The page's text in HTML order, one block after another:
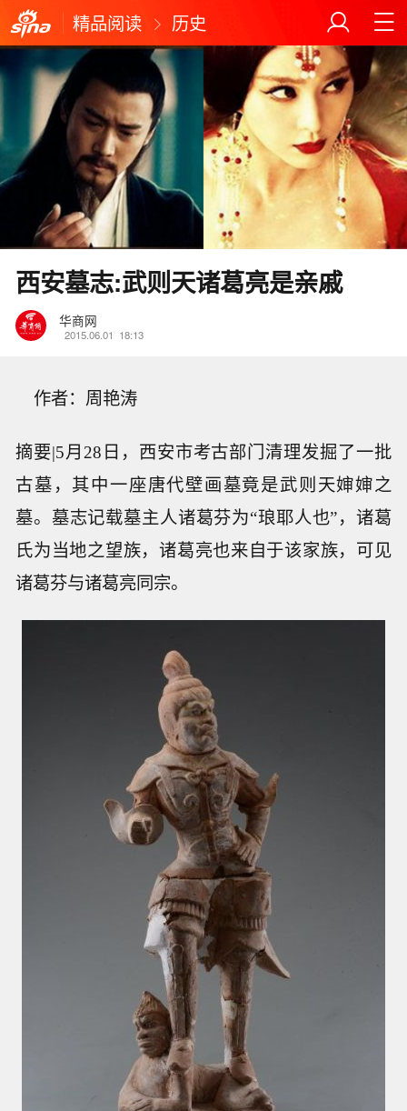
精品阅读 历史
西安墓志:武则天诸葛亮是亲戚
华商网
2015.06.01 18:13
作者：周艳涛
摘要|5月28日，西安市考古部门清理发掘了一批
古墓，其中一座唐代壁画墓竟是武则天婶婶之
墓。墓志记载墓主人诸葛芬为“琅耶人也”，诸葛
氏为当地之望族，诸葛亮也来自于该家族，可见
诸葛芬与诸葛亮同宗。